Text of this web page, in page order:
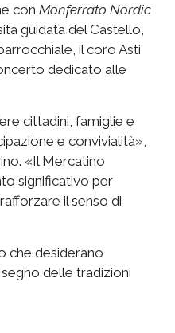
con Monferrato Nordic
guidata del Castello,
il coro Asti
dedicato alle
cittadini, famiglie e
e convivialità»,
«Il Mercatino
significativo per
il senso di
che desiderano
delle tradizioni